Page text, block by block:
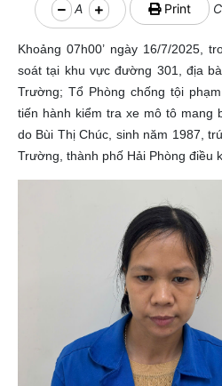
A Print
Khoảng 07h00’ ngày 16/7/2025,
soát tại khu vực đường 301, địa
Trường; Tổ Phòng chống tội
tiến hành kiểm tra xe mô tô mang
do Bùi Thị Chúc, sinh năm 1987,
Trường, thành phố Hải Phòng điều